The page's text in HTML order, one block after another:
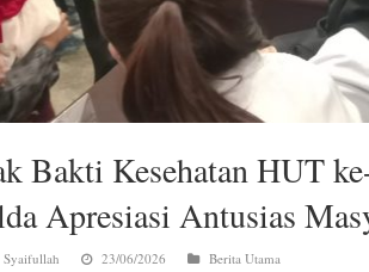
Bakti Kesehatan HUT
Apresiasi Antusias
23/06/2026 Berita Utama